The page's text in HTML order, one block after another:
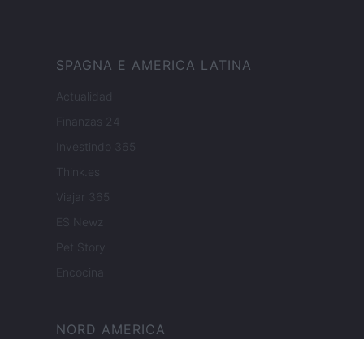
SPAGNA E AMERICA LATINA
Actualidad
Finanzas 24
Investindo 365
Think.es
Viajar 365
ES Newz
Pet Story
Encocina
NORD AMERICA